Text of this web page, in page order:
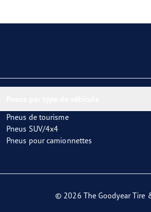
Pneus de tourisme
Pneus SUV/4x4
Pneus pour camionnettes
© 2026 The Goodyear Tire